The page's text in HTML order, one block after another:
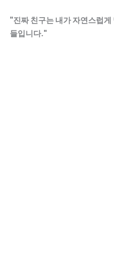
"진짜 친구는 내가 자연스럽
들입니다."